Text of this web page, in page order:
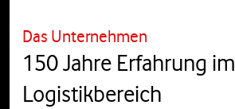
Das Unternehmen
150 Jahre Erfahrung im
Logistikbereich